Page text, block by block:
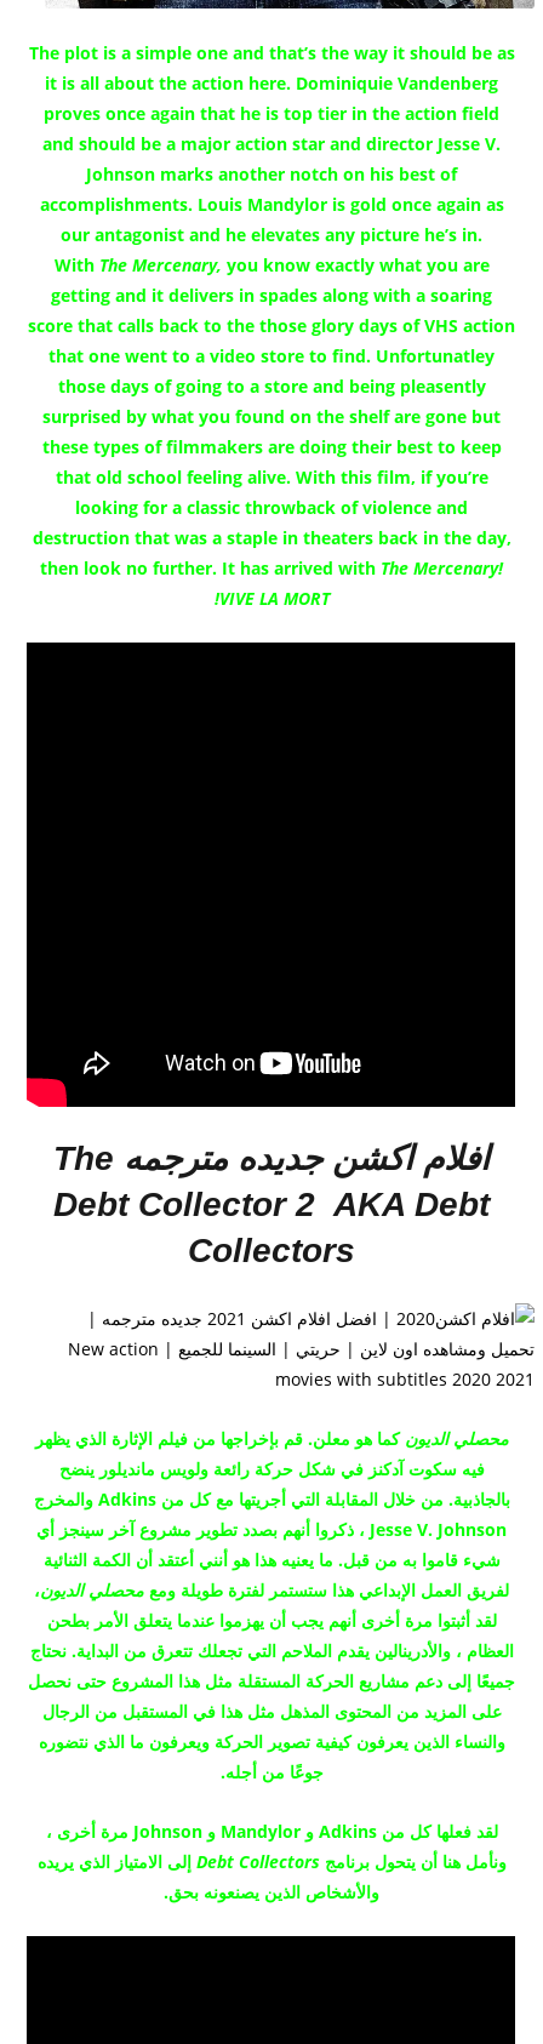
The plot is a simple one and that’s the way it should be as
it is all about the action here. Dominiquie Vandenberg
proves once again that he is top tier in the action field
and should be a major action star and director Jesse V.
Johnson marks another notch on his best of
accomplishments. Louis Mandylor is gold once again as
our antagonist and he elevates any picture he’s in.
With The Mercenary, you know exactly what you are
getting and it delivers in spades along with a soaring
score that calls back to the those glory days of VHS action
that one went to a video store to find. Unfortunatley
those days of going to a store and being pleasently
surprised by what you found on the shelf are gone but
these types of filmmakers are doing their best to keep
that old school feeling alive. With this film, if you’re
looking for a classic throwback of violence and
destruction that was a staple in theaters back in the day,
then look no further. It has arrived with The Mercenary!
VIVE LA MORT!
افلام اكشن جديده مترجمه The
Debt Collector 2 AKA Debt
Collectors
محصلي الديون كما هو معلن.قم بإخراجها من فيلم الإثارة الذي يظهر
فيه سكوت آدكنز في شكل حركة رائعة ولويس مانديلور ينضح
بالجاذبية.
من خلال المقابلة التي أجريتها مع كل من Adkins والمخرج
Jesse V. Johnson ، ذكروا أنهم بصدد تطوير مشروع آخر سينجز أي
شيء قاموا به من قبل. ما يعنيه هذا هو أنني أعتقد أن الكمة الثنائية
لفريق العمل الإبداعي هذا ستستمر لفترة طويلة ومع محصلي الديون،
لقد أثبتوا مرة أخرى أنهم يجب أن يهزموا عندما يتعلق الأمر بطحن
العظام ، والأدرينالين يقدم الملاحم التي تجعلك تتعرق من البداية.نحتاج
جميعًا إلى دعم مشاريع الحركة المستقلة مثل هذا المشروع حتى نحصل
على المزيد من المحتوى المذهل مثل هذا في المستقبل من الرجال
والنساء الذين يعرفون كيفية تصوير الحركة ويعرفون ما الذي نتضوره
جوعًا من أجله.
لقد فعلها كل من Adkins و Mandylor و Johnson مرة أخرى ،
ونأمل هنا أنيتحول برنامجDebt Collectors إلى الامتياز الذي يريده
والأشخاص الذين يصنعونه بحق.